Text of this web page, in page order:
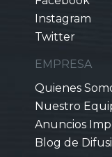
Instagram
Twitter
EMPRESA
Quienes
Nuestro
Anuncios
Blog de